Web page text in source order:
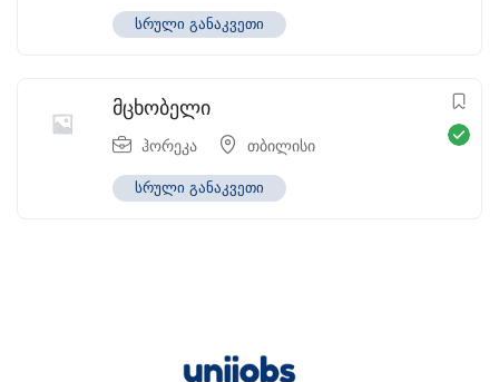
სრული განაკვეთი
მცხობელი
ჰორეკა თბილისი
სრული განაკვეთი